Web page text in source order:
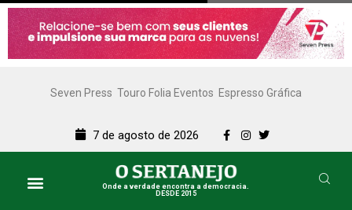
Seven Press Touro Folia Eventos Espresso Gráfica
7 de agosto de 2026
Onde a verdade encontra a democracia.
DESDE 2015